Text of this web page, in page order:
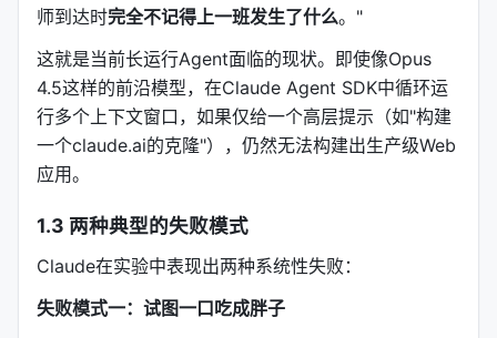
师到达时完全不记得上一班发生了什么。"
这就是当前长运行Agent面临的现状。即使像Opus
4.5这样的前沿模型，在Claude Agent SDK中循环运
行多个上下文窗口，如果仅给一个高层提示（如"构建
一个claude.ai的克隆"），仍然无法构建出生产级Web
应用。
1.3 两种典型的失败模式
Claude在实验中表现出两种系统性失败：
失败模式一：试图一口吃成胖子